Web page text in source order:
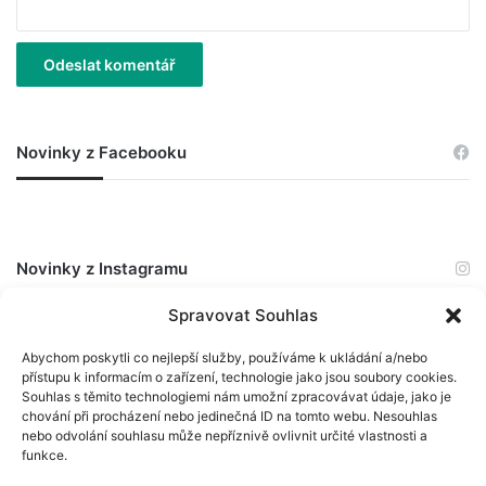
Spravovat Souhlas
Abychom poskytli co nejlepší služby, používáme k ukládání a/nebo
přístupu k informacím o zařízení, technologie jako jsou soubory cookies.
Souhlas s těmito technologiemi nám umožní zpracovávat údaje, jako je
chování při procházení nebo jedinečná ID na tomto webu. Nesouhlas
nebo odvolání souhlasu může nepříznivě ovlivnit určité vlastnosti a
funkce.
Novinky z Facebooku
Novinky z Instagramu
options page > Integrations, to to refresh it.